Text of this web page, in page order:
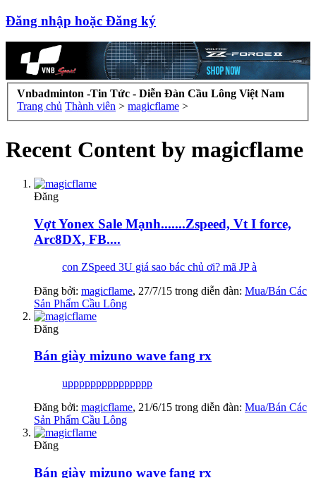
Đăng nhập hoặc Đăng ký
Vnbadminton -Tin Tức - Diễn Đàn Cầu Lông Việt Nam
Trang chủ Thành viên > magicflame >
Recent Content by magicflame
Đăng
Vợt Yonex Sale Mạnh.......Zspeed, Vt I force,
Arc8DX, FB....
con ZSpeed 3U giá sao bác chủ ơi? mã JP à
Đăng bởi: magicflame, 27/7/15 trong diễn đàn: Mua/Bán Các
Sản Phẩm Cầu Lông
Đăng
Bán giày mizuno wave fang rx
uppppppppppppppp
Đăng bởi: magicflame, 21/6/15 trong diễn đàn: Mua/Bán Các
Sản Phẩm Cầu Lông
Đăng
Bán giày mizuno wave fang rx